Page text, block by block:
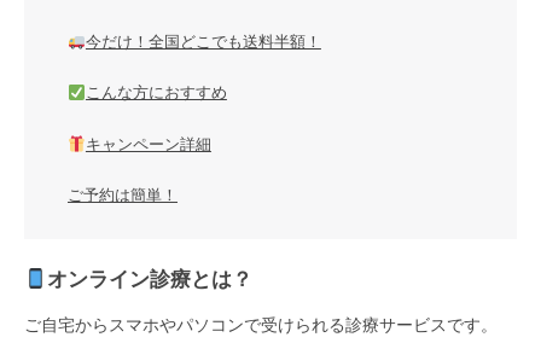
今だけ！全国どこでも送料半額！
こんな方におすすめ
キャンペーン詳細
ご予約は簡単！
オンライン診療とは？
ご自宅からスマホやパソコンで受けられる診療サービスです。